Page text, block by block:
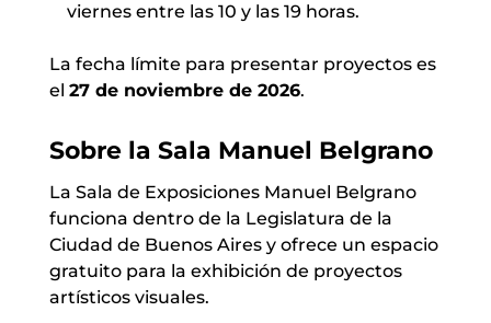
viernes entre las 10 y las 19 horas.
La fecha límite para presentar proyectos es
el 27 de noviembre de 2026.
Sobre la Sala Manuel Belgrano
La Sala de Exposiciones Manuel Belgrano
funciona dentro de la Legislatura de la
Ciudad de Buenos Aires y ofrece un espacio
gratuito para la exhibición de proyectos
artísticos visuales.